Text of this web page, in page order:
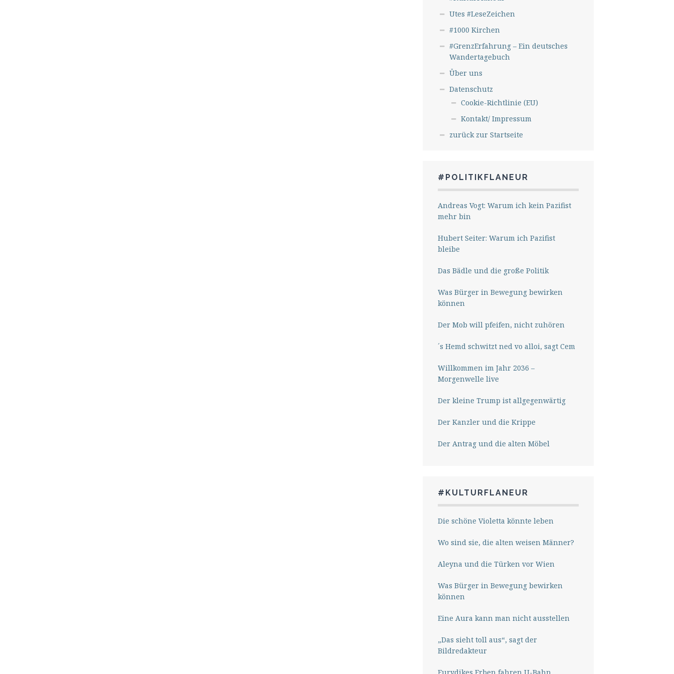
Utes #LeseZeichen
#1000 Kirchen
#GrenzErfahrung – Ein deutsches
Wandertagebuch
Über uns
Datenschutz
Cookie-Richtlinie (EU)
Kontakt/ Impressum
zurück zur Startseite
#POLITIKFLANEUR
Andreas Vogt: Warum ich kein Pazifist
mehr bin
Hubert Seiter: Warum ich Pazifist
bleibe
Das Bädle und die große Politik
Was Bürger in Bewegung bewirken
können
Der Mob will pfeifen, nicht zuhören
´s Hemd schwitzt ned vo alloi, sagt Cem
Willkommen im Jahr 2036 –
Morgenwelle live
Der kleine Trump ist allgegenwärtig
Der Kanzler und die Krippe
Der Antrag und die alten Möbel
#KULTURFLANEUR
Die schöne Violetta könnte leben
Wo sind sie, die alten weisen Männer?
Aleyna und die Türken vor Wien
Was Bürger in Bewegung bewirken
können
Eine Aura kann man nicht ausstellen
„Das sieht toll aus“, sagt der
Bildredakteur